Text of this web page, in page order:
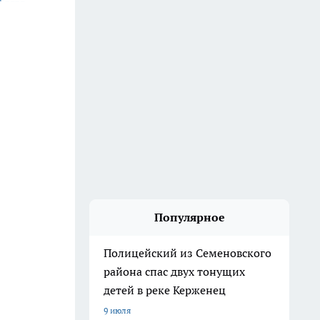
Популярное
Полицейский из Семеновского
района спас двух тонущих
детей в реке Керженец
9 июля